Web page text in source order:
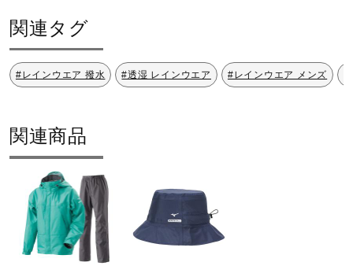
関連タグ
#レインウエア 撥水 #透湿 レインウエア #レインウエア メンズ
関連商品